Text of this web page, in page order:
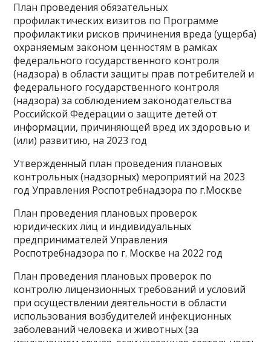
План проведения обязательных
профилактических визитов по Программе
профилактики рисков причинения вреда (ущерба)
охраняемым законом ценностям в рамках
федерального государственного контроля
(надзора) в области защиты прав потребителей и
федерального государственного контроля
(надзора) за соблюдением законодательства
Российской Федерации о защите детей от
информации, причиняющей вред их здоровью и
(или) развитию, на 2023 год
Утвержденный план проведения плановых
контрольных (надзорных) мероприятий на 2023
год Управления Роспотребнадзора по г.Москве
План проведения плановых проверок
юридических лиц и индивидуальных
предпринимателей Управления
Роспотребнадзора по г. Москве на 2022 год
План проведения плановых проверок по
контролю лицензионных требований и условий
при осуществлении деятельности в области
использования возбудителей инфекционных
заболеваний человека и животных (за